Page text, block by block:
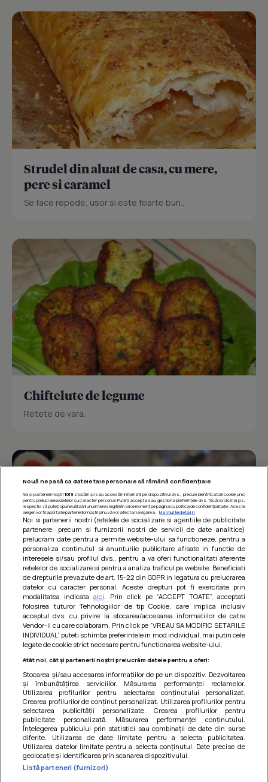
Strudel din aluat de casa, cu mere,
pere si caramel
Se face repede, usor si este foarte bun...
Chiftelute de legume
Retete de vara.
Barcute din vinete cu arpagic rosu
Un deliciu usor de preparat!
Termeni si conditii |
Nouă ne pasă ca datele tale personale să rămână confidențiale
Noi și partenerii noștri 1019stocăm și/sau accesăm informații pe dispozitivul dvs., precum identificatorii cookie unici
pentru prelucrarea datelor cu caracter personal. Puteți accepta sau gestiona preferințele dvs. făcând clic mai jos,
respectiv vă puteți opune utilizării unui interes legitim în orice moment pe pagina cu politica de confidențialitate. Aceste
alegeri vor fi raportate partenerilor noștri și nu vă vor afecta navigarea.
Mai multe detalii
Noi si partenerii nostri (retelele de socializare si agentiile de publicitate
partenere, precum si furnizorii nostri de servicii de date analitice)
prelucram date pentru a permite website-ului sa functioneze, pentru a
personaliza continutul si anunturile publicitare afisate in functie de
interesele si/sau profilul dvs., pentru a va oferi functionalitati aferente
retelelor de socializare si pentru a analiza traficul pe website. Beneficiati
de drepturile prevazute de art. 15-22 din GDPR in legatura cu prelucrarea
datelor cu caracter personal. Aceste drepturi pot fi exercitate prin
modalitatea indicataaici . Prin click pe “ACCEPT TOATE”, acceptati
folosirea tuturor Tehnologiilor de tip Cookie, care implica inclusiv
acceptul dvs. cu privire la stocarea/accesarea informatiilor de catre
Vendor-ii cu care colaboram. Prin click pe “VREAU SA MODIFIC SETARILE
INDIVIDUAL” puteti schimba preferintele in mod individual, mai putin cele
legate de cookie strict necesare pentru functionarea website-ului.
Atât noi, cât și partenerii noștri prelucrăm datele pentru a oferi:
Stocarea și/sau accesarea informațiilor de pe un dispozitiv. Dezvoltarea
și îmbunătățirea serviciilor. Măsurarea performanței reclamelor.
Utilizarea profilurilor pentru selectarea conținutului personalizat.
Crearea profilurilor de conținut personalizat. Utilizarea profilurilor pentru
selectarea publicității personalizate. Crearea profilurilor pentru
publicitate personalizată. Măsurarea performanței conținutului.
Înțelegerea publicului prin statistici sau combinații de date din surse
diferite. Utilizarea de date limitate pentru a selecta publicitatea.
Utilizarea datelor limitate pentru a selecta conținutul. Date precise de
geolocație și identificarea prin scanarea dispozitivului.
Listă parteneri (furnizori)